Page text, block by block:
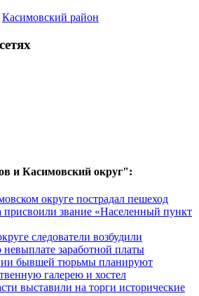
Касимовский район
и Касимовский округ":
округе пострадал пешеход
присвоили звание «Населенный пункт
следователи возбудили
невыплате заработной платы
бывшей тюрьмы планируют
галерею и хостел
выставили на торги исторические